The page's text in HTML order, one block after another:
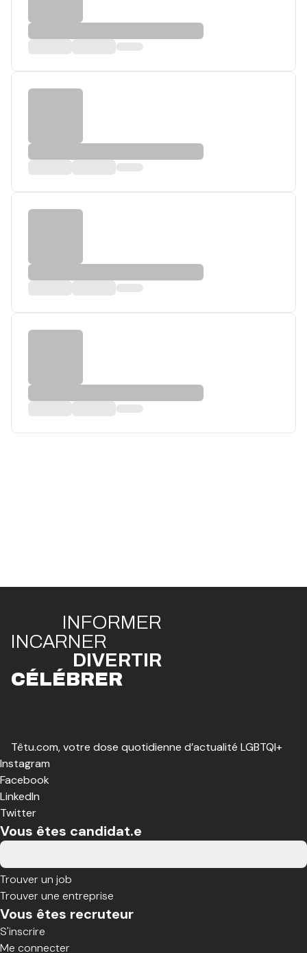
INFORMER
INCARNER
DIVERTIR
CÉLÉBRER
Têtu.com, votre dose quotidienne d’actualité LGBTQI+
Instagram
Facebook
LinkedIn
Twitter
Vous êtes candidat.e
Trouver un job
Trouver une entreprise
Vous êtes recruteur
S'inscrire
Me connecter